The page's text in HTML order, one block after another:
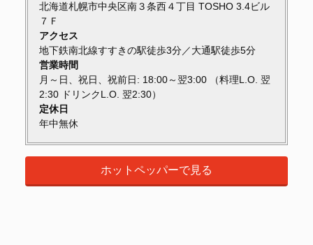
北海道札幌市中央区南３条西４丁目 TOSHO 3.4ビル
７Ｆ
アクセス
地下鉄南北線すすきの駅徒歩3分／大通駅徒歩5分
営業時間
月～日、祝日、祝前日: 18:00～翌3:00 （料理L.O. 翌
2:30 ドリンクL.O. 翌2:30）
定休日
年中無休
ホットペッパーで見る